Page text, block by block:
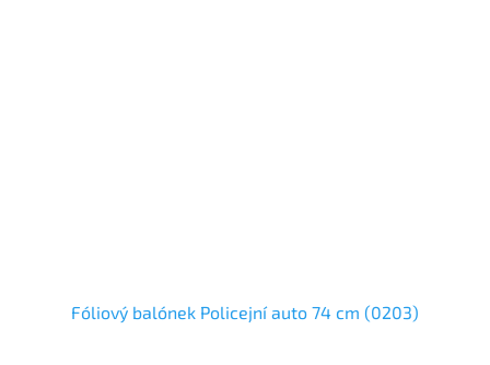
Fóliový balónek Policejní auto 74 cm (0203)